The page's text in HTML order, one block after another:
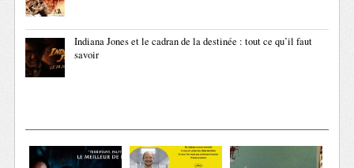
Indiana Jones et le cadran de la destinée : tout ce qu’il faut
savoir